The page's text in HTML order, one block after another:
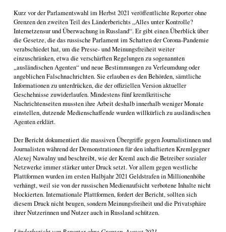
Kurz vor der Parlamentswahl im Herbst 2021 veröffentlichte Reporter ohne
Grenzen den zweiten Teil des Länderberichts „Alles unter Kontrolle?
Internetzensur und Überwachung in Russland“. Er gibt einen Überblick über
die Gesetze, die das russische Parlament im Schatten der Corona-Pandemie
verabschiedet hat, um die Presse- und Meinungsfreiheit weiter
einzuschränken, etwa die verschärften Regelungen zu sogenannten
„ausländischen Agenten“ und neue Bestimmungen zu Verleumdung oder
angeblichen Falschnachrichten. Sie erlauben es den Behörden, sämtliche
Informationen zu unterdrücken, die der offiziellen Version aktueller
Geschehnisse zuwiderlaufen. Mindestens fünf kremlkritische
Nachrichtenseiten mussten ihre Arbeit deshalb innerhalb weniger Monate
einstellen, dutzende Medienschaffende wurden willkürlich zu ausländischen
Agenten erklärt.
Der Bericht dokumentiert die massiven Übergriffe gegen Journalistinnen und
Journalisten während der Demonstrationen für den inhaftierten Kremlgegner
Alexej Nawalny und beschreibt, wie der Kreml auch die Betreiber sozialer
Netzwerke immer stärker unter Druck setzt. Vor allem gegen westliche
Plattformen wurden im ersten Halbjahr 2021 Geldstrafen in Millionenhöhe
verhängt, weil sie von der russischen Medienaufsicht verbotene Inhalte nicht
blockierten. Internationale Plattformen, fordert der Bericht, sollten sich
diesem Druck nicht beugen, sondern Meinungsfreiheit und die Privatsphäre
ihrer Nutzerinnen und Nutzer auch in Russland schützen.